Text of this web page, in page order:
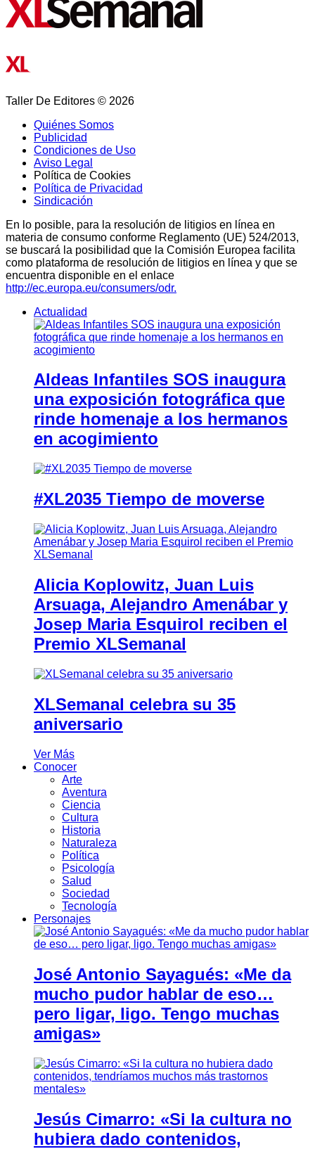
Taller De Editores © 2026
Quiénes Somos
Publicidad
Condiciones de Uso
Aviso Legal
Política de Cookies
Política de Privacidad
Sindicación
En lo posible, para la resolución de litigios en línea en
materia de consumo conforme Reglamento (UE) 524/2013,
se buscará la posibilidad que la Comisión Europea facilita
como plataforma de resolución de litigios en línea y que se
encuentra disponible en el enlace
http://ec.europa.eu/consumers/odr.
Actualidad
Aldeas Infantiles SOS inaugura
una exposición fotográfica que
rinde homenaje a los hermanos
en acogimiento
#XL2035 Tiempo de moverse
Alicia Koplowitz, Juan Luis
Arsuaga, Alejandro Amenábar y
Josep Maria Esquirol reciben el
Premio XLSemanal
XLSemanal celebra su 35
aniversario
Ver Más
Conocer
Arte
Aventura
Ciencia
Cultura
Historia
Naturaleza
Política
Psicología
Salud
Sociedad
Tecnología
Personajes
José Antonio Sayagués: «Me da
mucho pudor hablar de eso…
pero ligar, ligo. Tengo muchas
amigas»
Jesús Cimarro: «Si la cultura no
hubiera dado contenidos,